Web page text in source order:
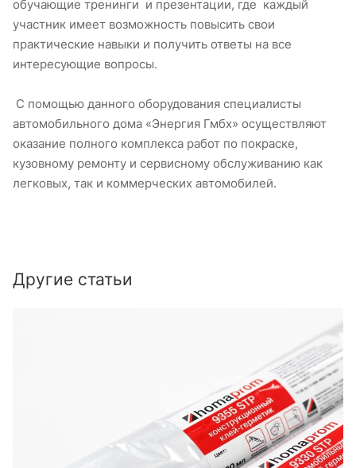
обучающие тренинги и презентации, где каждый
участник имеет возможность повысить свои
практические навыки и получить ответы на все
интересующие вопросы.
С помощью данного оборудования специалисты
автомобильного дома «Энергия Гмбх» осуществляют
оказание полного комплекса работ по покраске,
кузовному ремонту и сервисному обслуживанию как
легковых, так и коммерческих автомобилей.
Другие статьи